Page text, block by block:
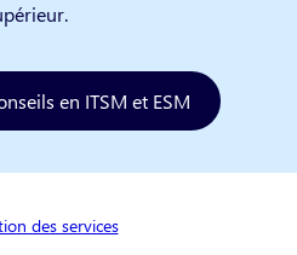
en ITSM et ESM
ici :
des services